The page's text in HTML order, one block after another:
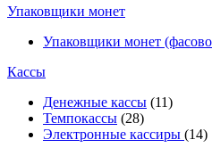
Упаковщики монет
Упаковщики монет
Кассы
Денежные кассы (11)
Темпокассы (28)
Электронные кассиры (14)